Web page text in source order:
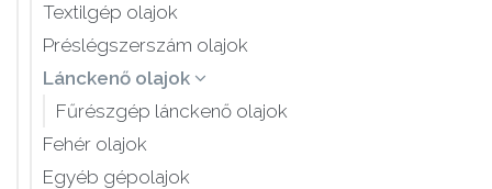
Textilgép olajok
Préslégszerszám olajok
Lánckenő olajok
Fűrészgép lánckenő olajok
Fehér olajok
Egyéb gépolajok